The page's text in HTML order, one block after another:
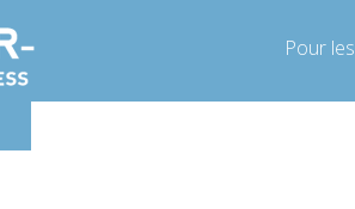
Pour
Lundi-Vendredi 9h-17h